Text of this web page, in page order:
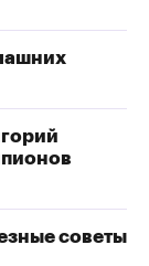
советы